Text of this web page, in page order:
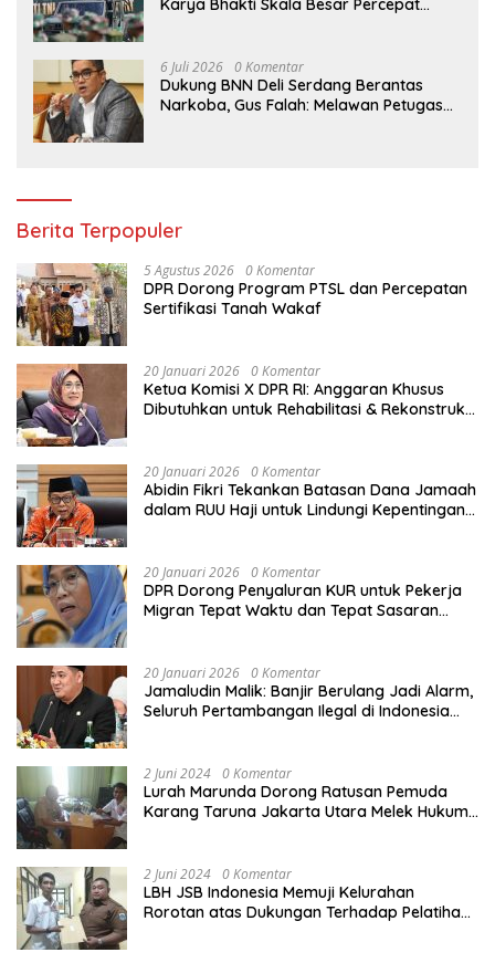
6 Juli 2026 0 Komentar
Dukung BNN Deli Serdang Berantas
Narkoba, Gus Falah: Melawan Petugas
Berita Terpopuler
5 Agustus 2026 0 Komentar
DPR Dorong Program PTSL dan Percepatan
Sertifikasi Tanah Wakaf
20 Januari 2026 0 Komentar
Ketua Komisi X DPR RI: Anggaran Khusus
Dibutuhkan untuk Rehabilitasi & Rekonstruksi
20 Januari 2026 0 Komentar
Abidin Fikri Tekankan Batasan Dana Jamaah
dalam RUU Haji untuk Lindungi Kepentingan
20 Januari 2026 0 Komentar
DPR Dorong Penyaluran KUR untuk Pekerja
Migran Tepat Waktu dan Tepat Sasaran
20 Januari 2026 0 Komentar
Jamaludin Malik: Banjir Berulang Jadi Alarm,
Seluruh Pertambangan Ilegal di Indonesia
2 Juni 2024 0 Komentar
Lurah Marunda Dorong Ratusan Pemuda
Karang Taruna Jakarta Utara Melek Hukum
2 Juni 2024 0 Komentar
LBH JSB Indonesia Memuji Kelurahan
Rorotan atas Dukungan Terhadap Pelatihan